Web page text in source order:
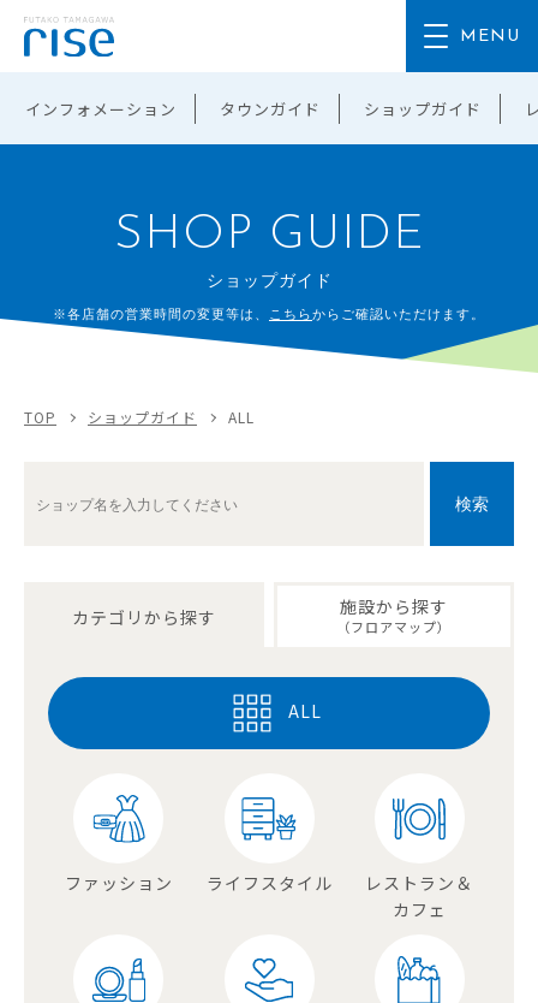
インフォメーション タウンガイド ショップガイド
SHOP GUIDE
ショップガイド
※各店舗の営業時間の変更等は、 こちらからご確認いただけます。
TOP ショップガイド ALL
カテゴリから探す 施設から探す
（フロアマップ）
ALL
ファッション ライフスタイル
レストラン＆
カフェ